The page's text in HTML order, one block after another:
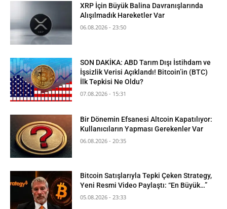
XRP İçin Büyük Balina Davranışlarında
Alışılmadık Hareketler Var
06.08.2026 - 23:50
SON DAKİKA: ABD Tarım Dışı İstihdam ve
İşsizlik Verisi Açıklandı! Bitcoin’in (BTC)
İlk Tepkisi Ne Oldu?
07.08.2026 - 15:31
Bir Dönemin Efsanesi Altcoin Kapatılıyor:
Kullanıcıların Yapması Gerekenler Var
06.08.2026 - 20:35
Bitcoin Satışlarıyla Tepki Çeken Strategy,
Yeni Resmi Video Paylaştı: “En Büyük…”
05.08.2026 - 23:33